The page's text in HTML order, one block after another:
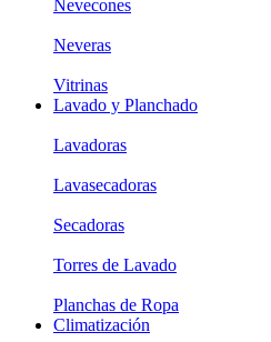
Nevecones
Neveras
Vitrinas
Lavado y Planchado
Lavadoras
Lavasecadoras
Secadoras
Torres de Lavado
Planchas de Ropa
Climatización